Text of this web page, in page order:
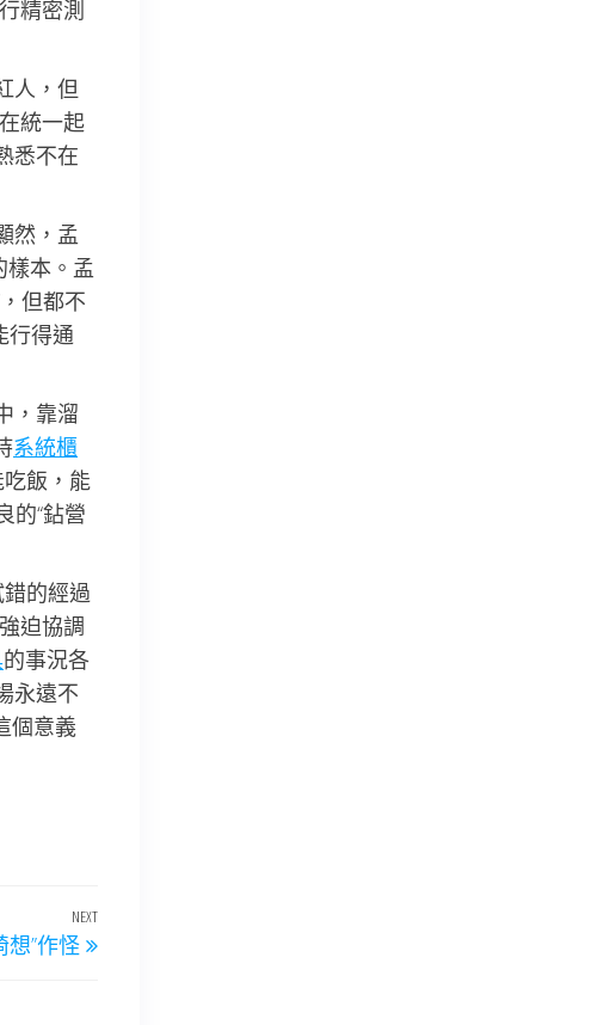
精密測
人，但
統一起
悉不在
然，孟
樣本。孟
，但都不
行得通
，靠溜
系統櫃
飯，能
的“鉆營
的經過
迫協調
的事況各
永遠不
個意義
Next
Post
NEXT
”作怪